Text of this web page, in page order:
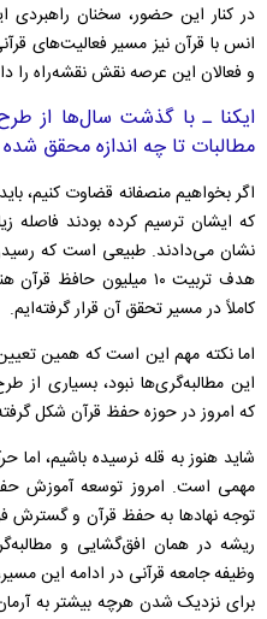
در کنار این حضور، سخنان راهبردی
انس با قرآن نیز مسیر فعالیت‌های
و فعالان این عرصه نقش نقشه‌راه را
ایکنا ـ با گذشت سال‌ها از
مطالبات تا چه اندازه محقق
اگر بخواهیم منصفانه قضاوت کنیم،
که ایشان ترسیم کرده بودند فاصله
نشان می‌دادند. طبیعی است که رسیدن
هدف تربیت ۱۰ میلیون
کاملاً در مسیر تحقق آن قرار گرفته‌ایم.
اما نکته مهم این است که همین
این مطالبه‌گری‌ها نبود، بسیاری از
که امروز در حوزه حفظ قرآن شکل
شاید هنوز به قله نرسیده باشیم،
مهمی است. امروز توسعه آموزش
توجه نهاد‌ها به حفظ قرآن و گسترش
ریشه در همان افق‌گشایی و
وظیفه جامعه قرآنی در ادامه این
برای نزدیک شدن هرچه بیشتر به